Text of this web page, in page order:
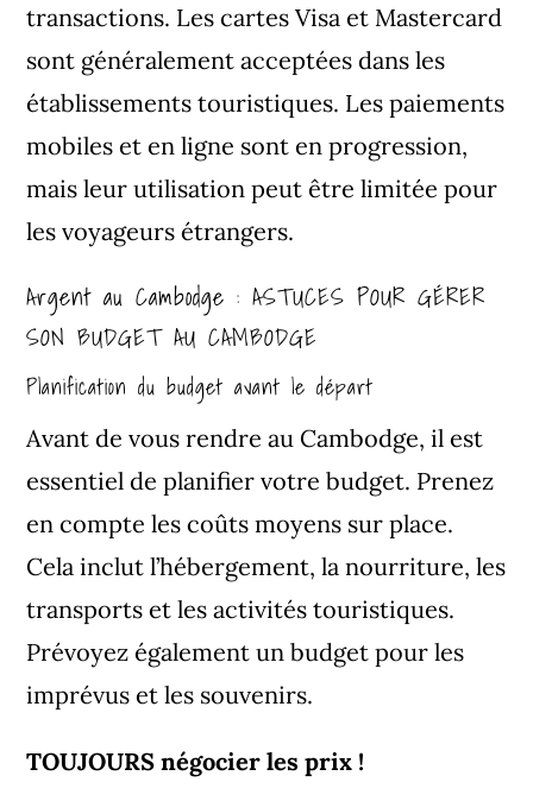
transactions. Les cartes Visa et Mastercard
sont généralement acceptées dans les
établissements touristiques. Les paiements
mobiles et en ligne sont en progression,
mais leur utilisation peut être limitée pour
les voyageurs étrangers.
Argent au Cambodge : ASTUCES POUR GÉRER
SON BUDGET AU CAMBODGE
Planification du budget avant le départ
Avant de vous rendre au Cambodge, il est
essentiel de planifier votre budget. Prenez
en compte les coûts moyens sur place.
Cela inclut l’hébergement, la nourriture, les
transports et les activités touristiques.
Prévoyez également un budget pour les
imprévus et les souvenirs.
TOUJOURS négocier les prix !